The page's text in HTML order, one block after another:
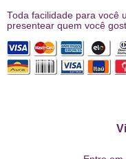
Toda facilidade para você
presentear quem você